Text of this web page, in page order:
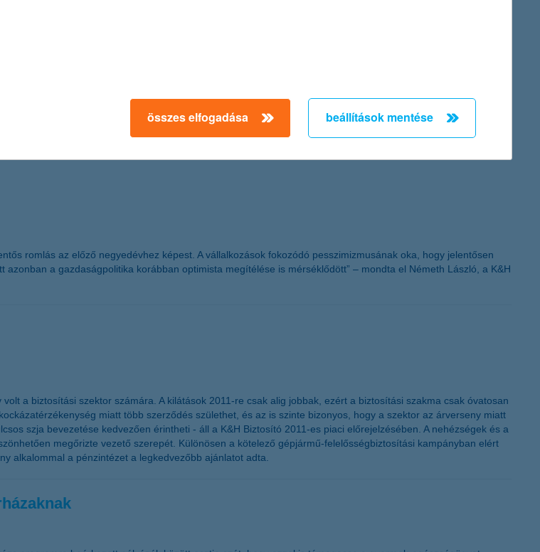
Banker adományozta a “The Bank of the Year in Hungary - 2011” címet a K&H-nak, díjazva eredményeit és
romlás az előző negyedévhez képest. A vállalkozások fokozódó pesszimizmusának oka, hogy jelentősen
a gazdaságpolitika korábban optimista megítélése is mérséklődött” – mondta el Németh László, a K&H
a biztosítási szektor számára. A kilátások 2011-re csak alig jobbak, ezért a biztosítási szakma csak óvatosan
miatt több szerződés születhet, és az is szinte bizonyos, hogy a szektor az árverseny miatt
szja bevezetése kedvezően érintheti - áll a K&H Biztosító 2011-es piaci előrejelzésében. A nehézségek és a
megőrizte vezető szerepét. Különösen a kötelező gépjármű-felelősségbiztosítási kampányban elért
alkalommal a pénzintézet a legkedvezőbb ajánlatot adta.
összes elfogadása beállítások mentése